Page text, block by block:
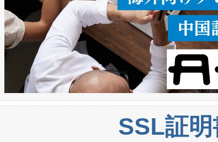
SSL証